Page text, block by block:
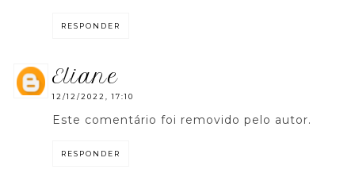
RESPONDER
eliane
12/12/2022, 17:10
Este comentário foi removido pelo autor.
RESPONDER